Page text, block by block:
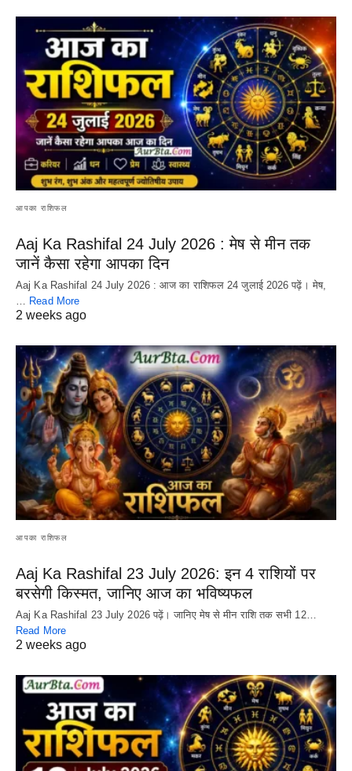
आपका राशिफल
Aaj Ka Rashifal 24 July 2026 : मेष से मीन तक
जानें कैसा रहेगा आपका दिन
Aaj Ka Rashifal 24 July 2026 : आज का राशिफल 24 जुलाई 2026 पढ़ें। मेष,
… Read More
2 weeks ago
आपका राशिफल
Aaj Ka Rashifal 23 July 2026: इन 4 राशियों पर
बरसेगी किस्मत, जानिए आज का भविष्यफल
Aaj Ka Rashifal 23 July 2026 पढ़ें। जानिए मेष से मीन राशि तक सभी 12…
Read More
2 weeks ago